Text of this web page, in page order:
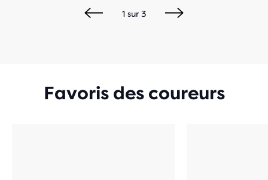
1sur 3
Favoris des coureurs